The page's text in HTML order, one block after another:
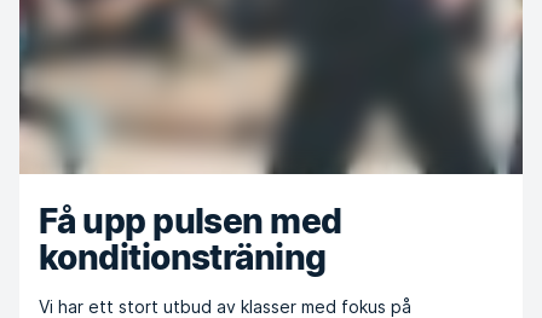
Få upp pulsen med
konditionsträning
Vi har ett stort utbud av klasser med fokus på